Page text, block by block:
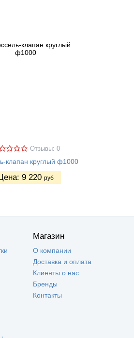
Отзывы: 0
клапан круглый ф1000
9 220 руб
Магазин
О компании
Доставка и оплата
Клиенты о нас
Бренды
Контакты